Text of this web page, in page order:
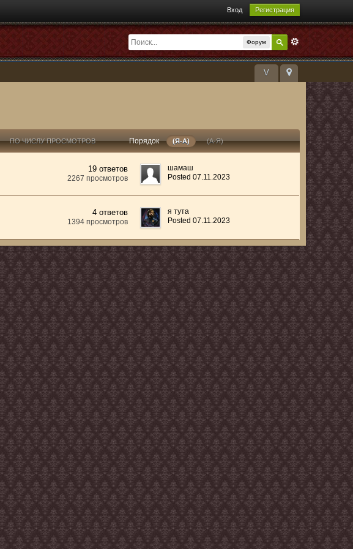
Вход Регистрация
Форум
V
ПО ЧИСЛУ ПРОСМОТРОВ Порядок (Я-А) (А-Я)
19 ответов
2267 просмотров
шамаш
Posted 07.11.2023
4 ответов
1394 просмотров
я тута
Posted 07.11.2023